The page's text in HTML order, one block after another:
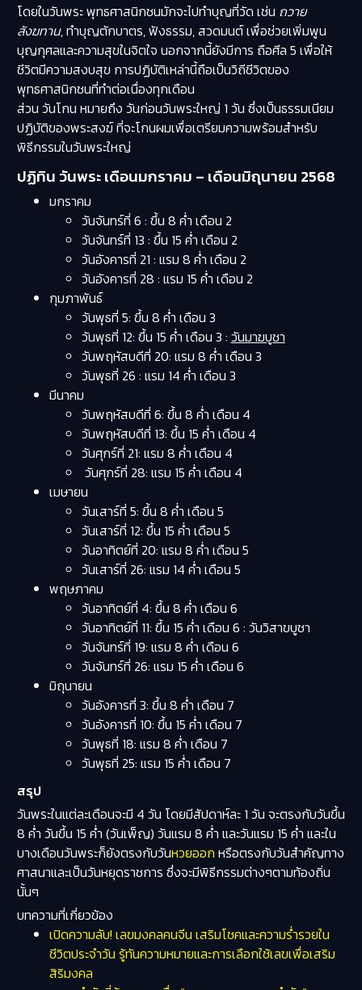
โดยในวันพระ พุทธศาสนิกชนมักจะไปทำบุญที่วัด เช่น ถวาย
สังฆทาน, ทำบุญตักบาตร, ฟังธรรม, สวดมนต์ เพื่อช่วยเพิ่มพูน
บุญกุศลและความสุขในจิตใจ นอกจากนี้ยังมีการ ถือศีล 5 เพื่อให้
ชีวิตมีความสงบสุข การปฏิบัติเหล่านี้ถือเป็นวิถีชีวิตของ
พุทธศาสนิกชนที่ทำต่อเนื่องทุกเดือน
ส่วน วันโกน หมายถึง วันก่อนวันพระใหญ่ 1 วัน ซึ่งเป็นธรรมเนียม
ปฏิบัติของพระสงฆ์ ที่จะโกนผมเพื่อเตรียมความพร้อมสำหรับ
พิธีกรรมในวันพระใหญ่
ปฏิทิน วันพระ เดือนมกราคม – เดือนมิถุนายน 2568
มกราคม
วันจันทร์ที่ 6 : ขึ้น 8 ค่ำ เดือน 2
วันจันทร์ที่ 13 : ขึ้น 15 ค่ำ เดือน 2
วันอังคารที่ 21 : แรม 8 ค่ำ เดือน 2
วันอังคารที่ 28 : แรม 15 ค่ำ เดือน 2
กุมภาพันธ์
วันพุธที่ 5: ขึ้น 8 ค่ำ เดือน 3
วันพุธที่ 12: ขึ้น 15 ค่ำ เดือน 3 : วันมาฆบูชา
วันพฤหัสบดีที่ 20: แรม 8 ค่ำ เดือน 3
วันพุธที่ 26 : แรม 14 ค่ำ เดือน 3
มีนาคม
วันพฤหัสบดีที่ 6: ขึ้น 8 ค่ำ เดือน 4
วันพฤหัสบดีที่ 13: ขึ้น 15 ค่ำ เดือน 4
วันศุกร์ที่ 21: แรม 8 ค่ำ เดือน 4
วันศุกร์ที่ 28: แรม 15 ค่ำ เดือน 4
เมษายน
วันเสาร์ที่ 5: ขึ้น 8 ค่ำ เดือน 5
วันเสาร์ที่ 12: ขึ้น 15 ค่ำ เดือน 5
วันอาทิตย์ที่ 20: แรม 8 ค่ำ เดือน 5
วันเสาร์ที่ 26: แรม 14 ค่ำ เดือน 5
พฤษภาคม
วันอาทิตย์ที่ 4: ขึ้น 8 ค่ำ เดือน 6
วันอาทิตย์ที่ 11: ขึ้น 15 ค่ำ เดือน 6 : วันวิสาขบูชา
วันจันทร์ที่ 19: แรม 8 ค่ำ เดือน 6
วันจันทร์ที่ 26: แรม 15 ค่ำ เดือน 6
มิถุนายน
วันอังคารที่ 3: ขึ้น 8 ค่ำ เดือน 7
วันอังคารที่ 10: ขึ้น 15 ค่ำ เดือน 7
วันพุธที่ 18: แรม 8 ค่ำ เดือน 7
วันพุธที่ 25: แรม 15 ค่ำ เดือน 7
สรุป
วันพระในแต่ละเดือนจะมี 4 วัน โดยมีสัปดาห์ละ 1 วัน จะตรงกับวันขึ้น
8 ค่ำ วันขึ้น 15 ค่ำ (วันเพ็ญ) วันแรม 8 ค่ำ และวันแรม 15 ค่ำ และใน
บางเดือนวันพระก็ยังตรงกับวันหวยออก หรือตรงกับวันสำคัญทาง
ศาสนาและเป็นวันหยุดราชการ ซึ่งจะมีพิธีกรรมต่างๆตามท้องถิ่น
นั้นๆ
บทความที่เกี่ยวข้อง
เปิดความลับ! เลขมงคลคนจีน เสริมโชคและความร่ำรวยใน
ชีวิตประจำวัน รู้ทันความหมายและการเลือกใช้เลขเพื่อเสริม
สิริมงคล